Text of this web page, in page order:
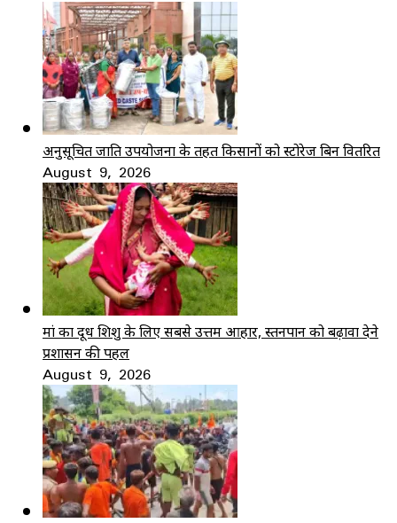
अनुसूचित जाति उपयोजना के तहत किसानों को स्टोरेज बिन वितरित
August 9, 2026
मां का दूध शिशु के लिए सबसे उत्तम आहार, स्तनपान को बढ़ावा देने
प्रशासन की पहल
August 9, 2026